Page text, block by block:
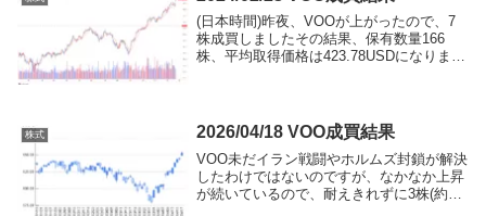
(日本時間)昨夜、VOOが上がったので、7
株成買しましたその結果、保有数量166
株、平均取得価格は423.78USDになりまし
株式 2026/04/18 VOO成買結果
VOO未だイラン戦闘やホルムズ封鎖が解決
したわけではないのですが、なかなか上昇
が続いているので、耐えきれずに3株(約25